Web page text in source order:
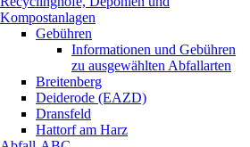
Kompostanlagen
Gebühren
Informationen und Gebühren
zu ausgewählten Abfallarten
Breitenberg
Deiderode (EAZD)
Dransfeld
Hattorf am Harz